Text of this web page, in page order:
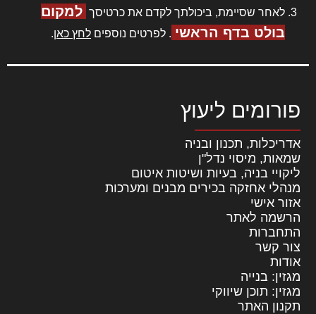
לאחר שסיימת, ביכולתך לקדם את כרטיסך למקום
בולט בדף הראשי . לפרטים נוספים לחץ כאן.
פורומים ליעוץ
אדריכלות, תכנון ובניה
שמאות, מיסוי נדל"ן
ליקויי בניה, בעיות ושיטות איטום
מנהלי אחזקה בכירים מבנים ומערכות
אזור אישי
הרשמה לאתר
התחברות
צור קשר
אודות
מגזין: בנייה
מגזין: תוכן שיווקי
תקנון האתר